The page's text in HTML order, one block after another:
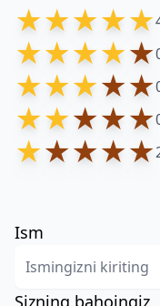
★★★★★
★★★★★
★★★★★
★★★★★
★★★★★
Ism
Sizning bahoingiz